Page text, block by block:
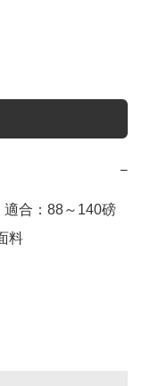
−
適合：88～140磅
料